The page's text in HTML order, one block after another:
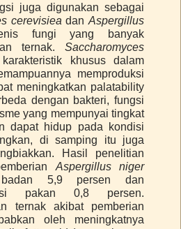
juga digunakan sebagai
cerevisiea dan Aspergillus
fungi yang banyak
ternak. Saccharomyces
khusus dalam
memproduksi
meningkatkan palatability
dengan bakteri, fungsi
yang mempunyai tingkat
dapat hidup pada kondisi
di samping itu juga
Hasil penelitian
Aspergillus niger
badan 5,9 persen dan
pakan 0,8 persen.
ternak akibat pemberian
oleh meningkatnya